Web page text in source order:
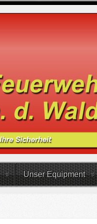
Unser Equipment